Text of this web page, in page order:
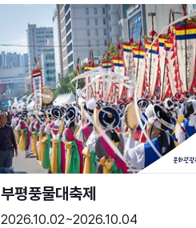
부평풍물대축제
2026.10.02~2026.10.04